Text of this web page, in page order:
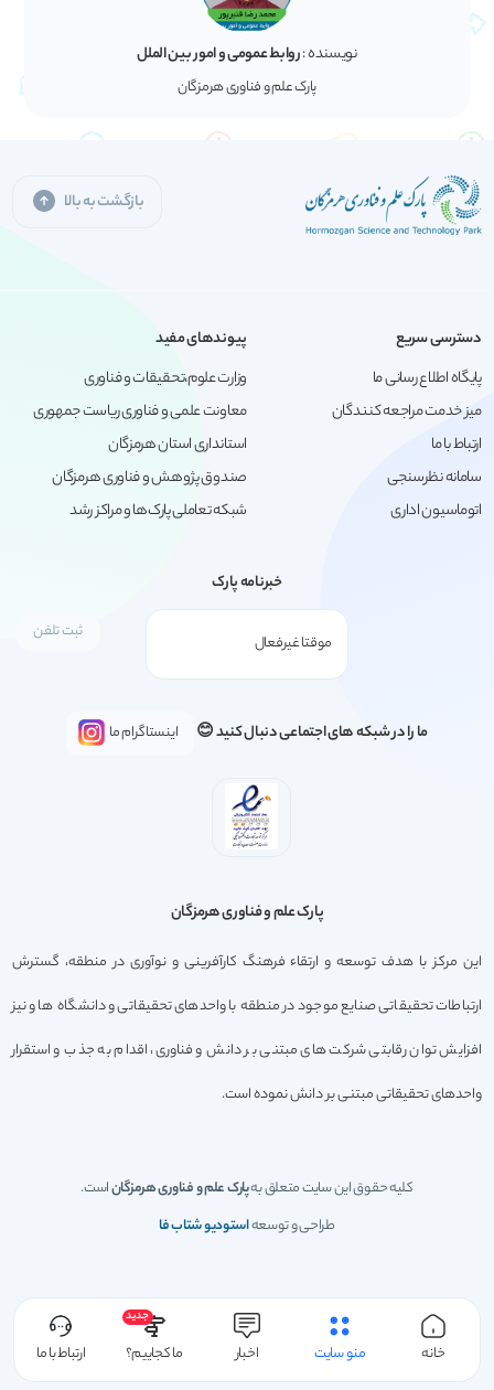
نویسنده :روابط عمومی و امور بین الملل
پارک علم و فناوری هرمزگان
خانه منو سایت اخبار
جدید
ما کجاییم؟ ارتباط با ما
بازگشت به بالا
دسترسی سریع
پایگاه اطلاع رسانی ما
میز خدمت مراجعه کنندگان
ارتباط با ما
سامانه نظرسنجی
اتوماسیون اداری
پیوندهای مفید
وزارت علوم،تحقیقات و فناوری
معاونت علمی و فناوری ریاست جمهوری
استانداری استان هرمزگان
صندوق پژوهش و فناوری هرمزگان
شبکه تعاملی پارک‌ها و مراکز رشد
خبرنامه پارک
ما را در شبکه های اجتماعی دنبال کنید 😊 اینستاگرام ما
پارک علم و فناوری هرمزگان
این مرکز با هدف توسعه و ارتقاء فرهنگ کارآفرینی و نوآوری در منطقه، گسترش
ارتباطات تحقیقاتی صنایع موجود در منطقه با واحدهای تحقیقاتی و دانشگاه ها و نیز
افزایش توان رقابتی شرکت های مبتنی بر دانش و فناوری، اقدام به جذب و استقرار
واحدهای تحقیقاتی مبتنی بر دانش نموده است.
کلیه حقوق این سایت متعلق بهپارک علم و فناوری هرمزگاناست.
طراحی و توسعهاستودیو شتاب فا